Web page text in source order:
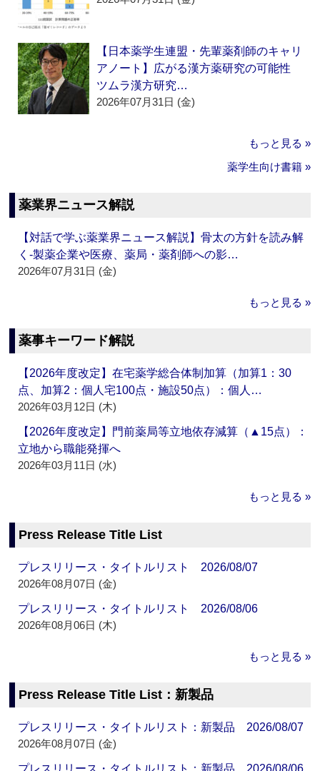
【日本薬学生連盟・先輩薬剤師のキャリ
アノート】広がる漢方薬研究の可能性
ツムラ漢方研究…
2026年07月31日 (金)
もっと見る »
薬学生向け書籍 »
薬業界ニュース解説
【対話で学ぶ薬業界ニュース解説】骨太の方針を読み解
く‐製薬企業や医療、薬局・薬剤師への影…
2026年07月31日 (金)
もっと見る »
薬事キーワード解説
【2026年度改定】在宅薬学総合体制加算（加算1：30
点、加算2：個人宅100点・施設50点）：個人…
2026年03月12日 (木)
【2026年度改定】門前薬局等立地依存減算（▲15点）：
立地から職能発揮へ
2026年03月11日 (水)
もっと見る »
Press Release Title List
プレスリリース・タイトルリスト 2026/08/07
2026年08月07日 (金)
プレスリリース・タイトルリスト 2026/08/06
2026年08月06日 (木)
もっと見る »
Press Release Title List：新製品
プレスリリース・タイトルリスト：新製品 2026/08/07
2026年08月07日 (金)